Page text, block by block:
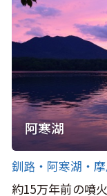
阿寒湖
釧路・阿寒湖・
約15万年前の噴